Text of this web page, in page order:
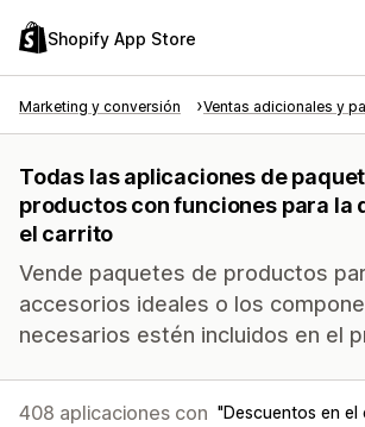
Shopify App Store
Marketing y conversión Ventas adicionales y
Todas las aplicaciones de
productos con funciones para la
el carrito
Vende paquetes de productos
accesorios ideales o los
necesarios estén incluidos en el
408 aplicaciones con Descuentos en el